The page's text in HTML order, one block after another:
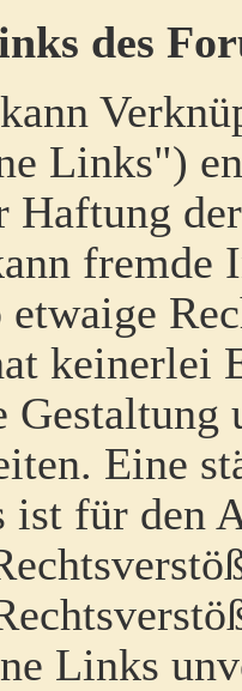
des
Links")
Haftung
fremde
keinerlei
Gestaltung
Eine
ist für den
Links